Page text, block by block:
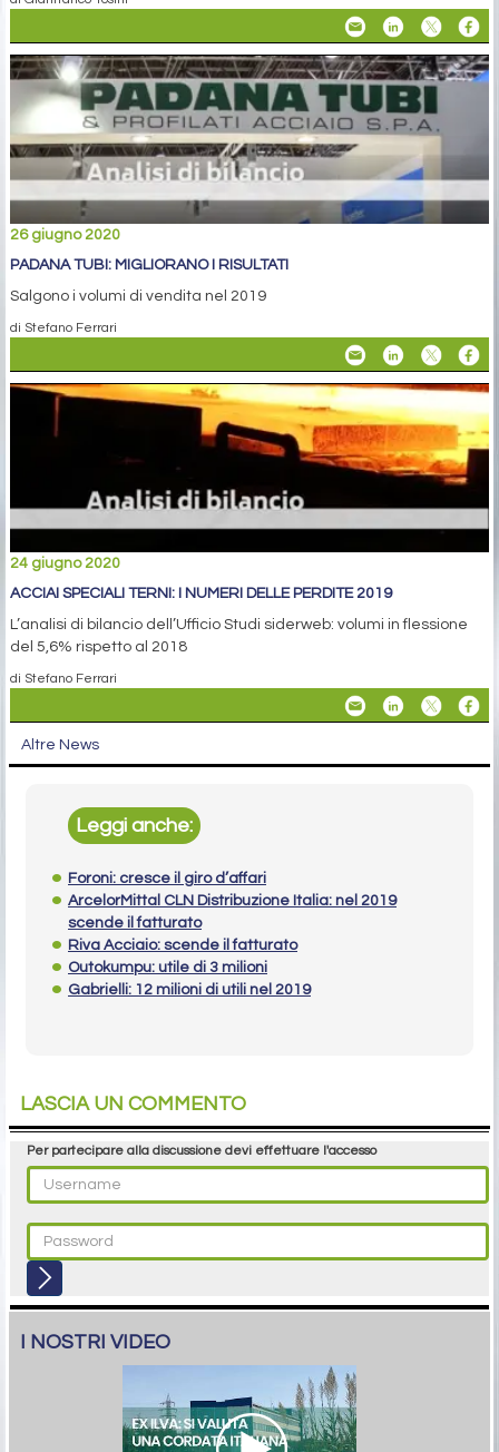
26 giugno 2020
PADANA TUBI: MIGLIORANO I RISULTATI
Salgono i volumi di vendita nel 2019
di Stefano Ferrari
24 giugno 2020
ACCIAI SPECIALI TERNI: I NUMERI DELLE PERDITE 2019
L’analisi di bilancio dell’Ufficio Studi siderweb: volumi in flessione
del 5,6% rispetto al 2018
di Stefano Ferrari
Altre News
Leggi anche:
Foroni: cresce il giro d’affari
ArcelorMittal CLN Distribuzione Italia: nel 2019
scende il fatturato
Riva Acciaio: scende il fatturato
Outokumpu: utile di 3 milioni
Gabrielli: 12 milioni di utili nel 2019
LASCIA UN COMMENTO
Per partecipare alla discussione devi effettuare l'accesso
I NOSTRI VIDEO